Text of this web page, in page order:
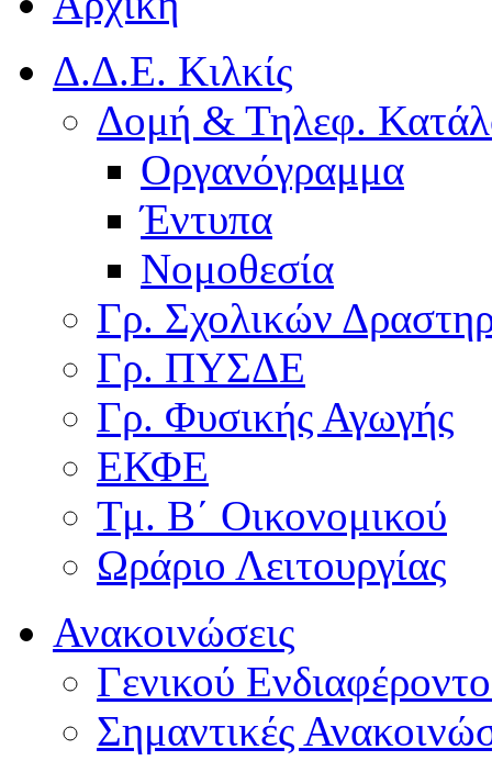
Δ.Δ.Ε. Κιλκίς
Δομή & Τηλεφ.
Οργανόγραμμα
Έντυπα
Νομοθεσία
Γρ. Σχολικών
Γρ. ΠΥΣΔΕ
Γρ. Φυσικής Αγωγής
ΕΚΦΕ
Τμ. Β΄ Οικονομικού
Ωράριο Λειτουργίας
Ανακοινώσεις
Γενικού
Σημαντικές